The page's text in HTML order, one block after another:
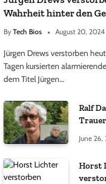
Wahrheit hinter den
By Tech Bios August 20, 2024
Jürgen Drews verstorben
Tagen kursierten
dem Titel Jürgen…
Ralf
June
Horst